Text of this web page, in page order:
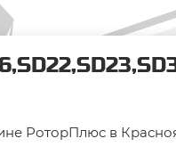
РоторПлюс в